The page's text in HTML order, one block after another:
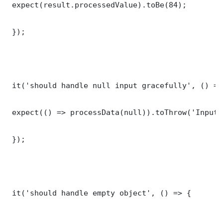
expect(result.processedValue).toBe(84);
});
it('should handle null input gracefully', ()
expect(() =>
});
it('should handle empty object', () => {